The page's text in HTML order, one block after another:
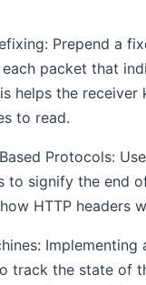
Prepend a
packet that
helps the receiver
to read.
Protocols:
to signify the end
HTTP headers
Implementing
track the state of